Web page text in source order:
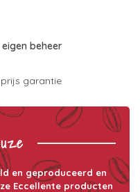
beheer
garantie
en geproduceerd en
Eccellente producten